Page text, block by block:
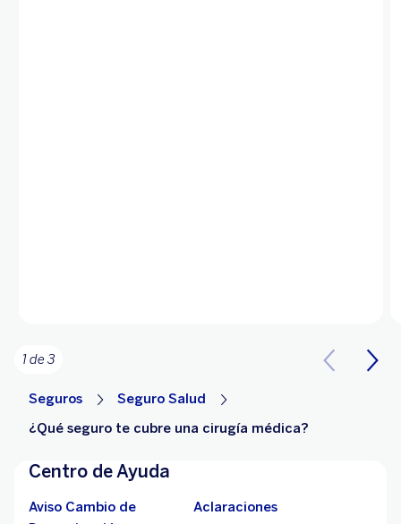
1 de 3
Seguros
Seguro Salud
¿Qué seguro te cubre una cirugía médica?
Centro de Ayuda
Aviso Cambio de
Aclaraciones